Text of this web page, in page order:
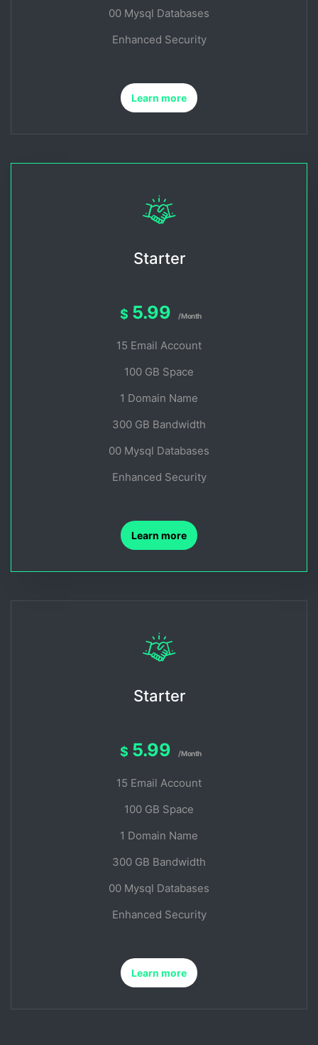
00 Mysql Databases
Enhanced Security
Learn more
Starter
$ 5.99 /Month
15 Email Account
100 GB Space
1 Domain Name
300 GB Bandwidth
00 Mysql Databases
Enhanced Security
Learn more
Starter
$ 5.99 /Month
15 Email Account
100 GB Space
1 Domain Name
300 GB Bandwidth
00 Mysql Databases
Enhanced Security
Learn more